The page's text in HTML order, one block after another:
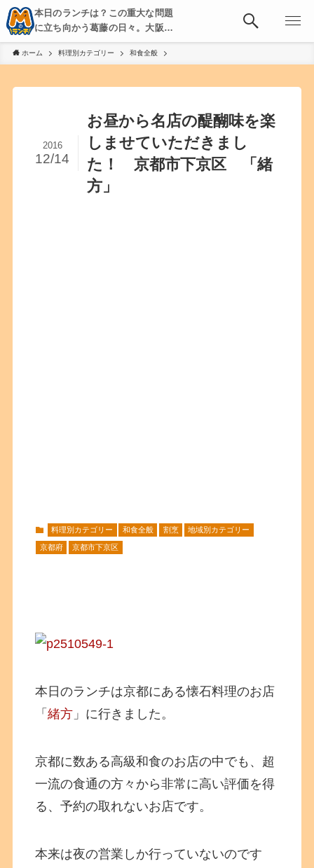
本日のランチは？この重大な問題
に立ち向かう葛藤の日々。大阪・
京都・神戸を中心とした食べ歩
き、飲み歩きを綴る。
ホーム 料理別カテゴリー 和食全般
お昼から名店の醍醐味を楽
しませていただきまし
た！ 京都市下京区 「緒
方」
2016
12/14
料理別カテゴリー 和食全般 割烹 地域別カテゴリー
京都府 京都市下京区
本日のランチは京都にある懐石料理のお店
「緒方 」に行きました。
京都に数ある高級和食のお店の中でも、超
一流の食通の方々から非常に高い評価を得
る、予約の取れないお店です。
本来は夜の営業しか行っていないのです